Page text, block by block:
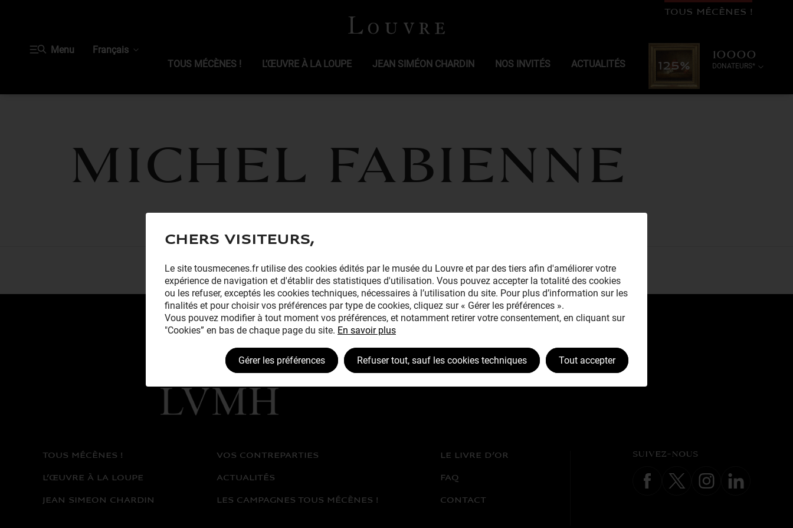
TOUS MÉCÈNES !
Menu
Français
TOUS MÉCÈNES !
L’ŒUVRE À LA LOUPE JEAN SIMÉON CHARDIN NOS INVITÉS ACTUALITÉS 125%
10000
DONATEURS*
MICHEL Fabienne
Avec le mécénat
TOUS MÉCÈNES !
L’ŒUVRE À LA LOUPE
JEAN SIMEON CHARDIN
VOS CONTREPARTIES
ACTUALITÉS
LES CAMPAGNES TOUS MÉCÈNES !
LE LIVRE D’OR
FAQ
CONTACT
SUIVEZ-NOUS
Chers visiteurs,
Le site tousmecenes.fr utilise des cookies édités par le musée du Louvre et par des tiers afin d'améliorer votre
expérience de navigation et d'établir des statistiques d'utilisation. Vous pouvez accepter la totalité des cookies
ou les refuser, exceptés les cookies techniques, nécessaires à l’utilisation du site. Pour plus d’information sur les
finalités et pour choisir vos préférences par type de cookies, cliquez sur « Gérer les préférences ».
Vous pouvez modifier à tout moment vos préférences, et notamment retirer votre consentement, en cliquant sur
"Cookies” en bas de chaque page du site. En savoir plus
Gérer les préférences Refuser tout, sauf les cookies techniques Tout accepter